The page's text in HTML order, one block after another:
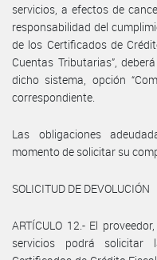
servicios, a efectos de
responsabilidad del
de los Certificados de
Cuentas Tributarias”,
dicho sistema, opción
correspondiente.
Las obligaciones
momento de solicitar su
SOLICITUD DE DEVOLUCIÓN
ARTÍCULO 12.- El
servicios podrá